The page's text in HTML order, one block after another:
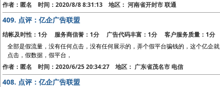
作者：匿名 时间：2020/8/8 8:31:13 地区： 河南省开封市 联通
409. 点评：亿企广告联盟
结帐及时性：1分 服务商信誉：1分 广告代码丰富：1分 客户服务质量：1分
全部是假流量，没有任何点击，没有任何展示的，弄个假平台骗钱的，这个亿企
点击，假数据，假平台，
作者：匿名 时间：2020/6/25 20:34:27 地区： 广东省茂名市 电信
408. 点评：亿企广告联盟